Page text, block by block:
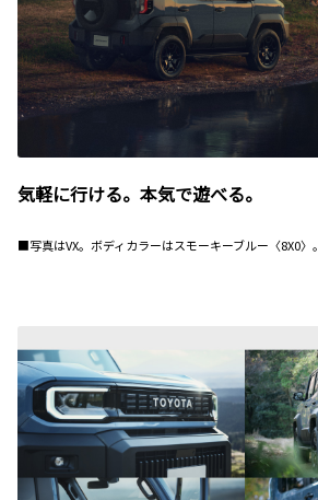
気軽に行ける。本気で遊べる。
■写真はVX。ボディカラーはスモーキーブルー〈8X0〉。